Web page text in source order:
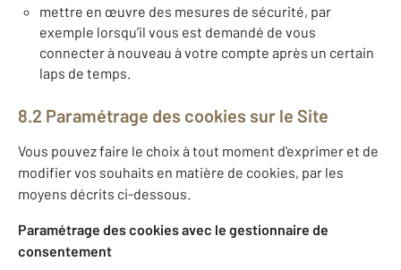
mettre en œuvre des mesures de sécurité, par
exemple lorsqu’il vous est demandé de vous
connecter à nouveau à votre compte après un certain
laps de temps.
8.2 Paramétrage des cookies sur le Site
Vous pouvez faire le choix à tout moment d'exprimer et de
modifier vos souhaits en matière de cookies, par les
moyens décrits ci-dessous.
Paramétrage des cookies avec le gestionnaire de
consentement